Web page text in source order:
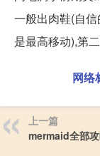
一般出肉鞋(自
是最高移动),第
网络
上一篇
mermaid全部